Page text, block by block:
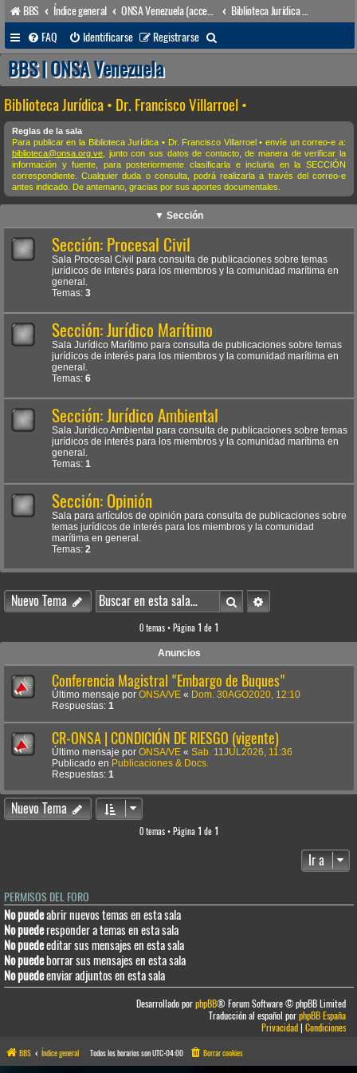
BBS Índice general ONSA Venezuela (acceso público)
FAQ
Identificarse Registrarse
u
c
a
r
BBS | ONSA Venezuela
Biblioteca Jurídica • Dr. Francisco Villarroel •
Reglas de la sala
Para publicar en la Biblioteca Jurídica • Dr. Francisco Villarroel • envíe un correo-e a:
biblioteca@onsa.org.ve , junto con sus datos de contacto, de manera de verificar la
información y fuente, para posteriormente clasificarla e incluirla en la SECCIÓN
correspondiente. Cualquier duda o consulta, podrá realizarla a través del correo-e
antes indicado. De antemano, gracias por sus aportes documentales.
▼ Sección
Sección: Procesal Civil
Sala Procesal Civil para consulta de publicaciones sobre temas
jurídicos de interés para los miembros y la comunidad marítima en
general.
Temas: 3
Sección: Jurídico Marítimo
Sala Jurídico Marítimo para consulta de publicaciones sobre temas
jurídicos de interés para los miembros y la comunidad marítima en
general.
Temas: 6
Sección: Jurídico Ambiental
Sala Jurídico Ambiental para consulta de publicaciones sobre temas
jurídicos de interés para los miembros y la comunidad marítima en
general.
Temas: 1
Sección: Opinión
Sala para artículos de opinión para consulta de publicaciones sobre
temas jurídicos de interés para los miembros y la comunidad
marítima en general.
Temas: 2
Nuevo Tema BuscarBúsqueda avanzada
0 temas • Página 1 de 1
Anuncios
Conferencia Magistral "Embargo de Buques"
Último mensaje por ONSA/VE « Dom. 30AGO2020, 12:10
Respuestas: 1
CR-ONSA | CONDICIÓN DE RIESGO (vigente)
Último mensaje por ONSA/VE « Sab. 11JUL2026, 11:36
Publicado en Publicaciones & Docs.
Respuestas: 1
Nuevo Tema
0 temas • Página 1 de 1
Ir a
PERMISOS DEL FORO
No puedeabrir nuevos temas en esta sala
No puederesponder a temas en esta sala
No puedeeditar sus mensajes en esta sala
No puedeborrar sus mensajes en esta sala
No puedeenviar adjuntos en esta sala
Desarrollado porphpBB® Forum Software © phpBB Limited
Traducción al español porphpBB España
Privacidad|Condiciones
BBS Índice general Todos los horarios sonUTC-04:00 Borrar cookies